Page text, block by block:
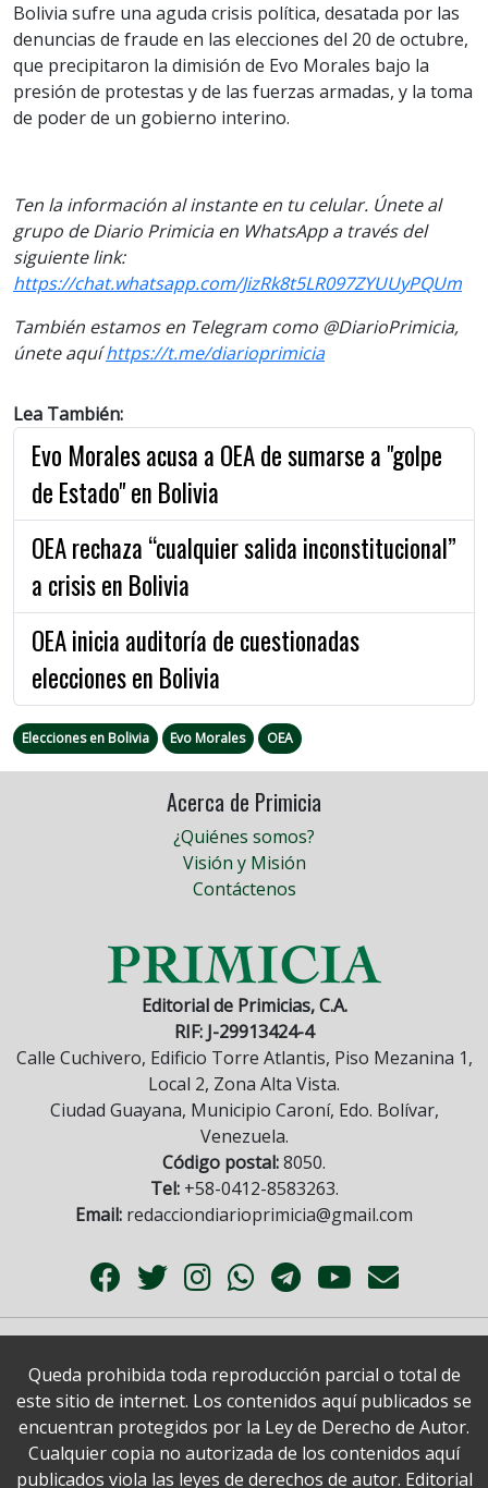
Bolivia sufre una aguda crisis política, desatada por las
denuncias de fraude en las elecciones del 20 de octubre,
que precipitaron la dimisión de Evo Morales bajo la
presión de protestas y de las fuerzas armadas, y la toma
de poder de un gobierno interino.
Ten la información al instante en tu celular. Únete al
grupo de Diario Primicia en WhatsApp a través del
siguiente link:
https://chat.whatsapp.com/JizRk8t5LR097ZYUUyPQUm
También estamos en Telegram como @DiarioPrimicia,
únete aquíhttps://t.me/diarioprimicia
Lea También:
Evo Morales acusa a OEA de sumarse a "golpe
de Estado" en Bolivia
OEA rechaza “cualquier salida inconstitucional”
a crisis en Bolivia
OEA inicia auditoría de cuestionadas
elecciones en Bolivia
Elecciones en Bolivia Evo Morales OEA
Acerca de Primicia
¿Quiénes somos?
Visión y Misión
Contáctenos
Editorial de Primicias, C.A.
RIF: J-29913424-4
Calle Cuchivero, Edificio Torre Atlantis, Piso Mezanina 1,
Local 2, Zona Alta Vista.
Ciudad Guayana, Municipio Caroní, Edo. Bolívar,
Venezuela.
Código postal:8050.
Tel:+58-0412-8583263.
Email: redacciondiarioprimicia@gmail.com
Queda prohibida toda reproducción parcial o total de
este sitio de internet. Los contenidos aquí publicados se
encuentran protegidos por la Ley de Derecho de Autor.
Cualquier copia no autorizada de los contenidos aquí
publicados viola las leyes de derechos de autor. Editorial